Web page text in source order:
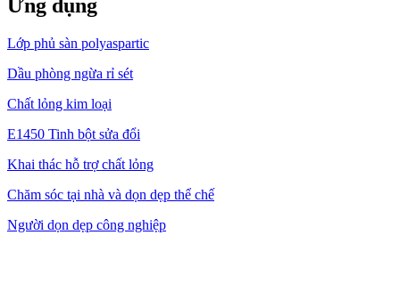
Ứng dụng
Lớp phủ sàn polyaspartic
Dầu phòng ngừa rỉ sét
Chất lỏng kim loại
E1450 Tinh bột sửa đổi
Khai thác hỗ trợ chất lỏng
Chăm sóc tại nhà và dọn dẹp thể chế
Người dọn dẹp công nghiệp